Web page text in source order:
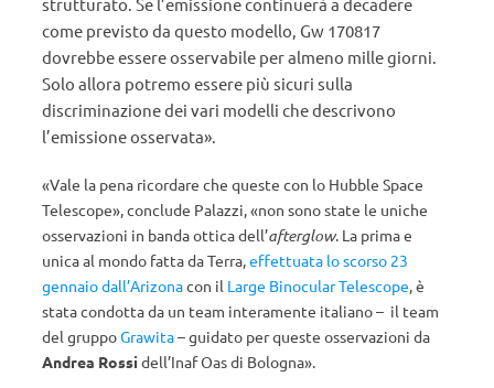
come previsto da questo modello, Gw 170817
dovrebbe essere osservabile per almeno mille giorni.
Solo allora potremo essere più sicuri sulla
discriminazione dei vari modelli che descrivono
l’emissione osservata».
«Vale la pena ricordare che queste con lo Hubble Space
Telescope», conclude Palazzi, «non sono state le uniche
osservazioni in banda ottica dell’afterglow. La prima e
unica al mondo fatta da Terra,effettuata lo scorso 23
gennaio dall’Arizonacon il Large Binocular Telescope, è
stata condotta da un team interamente italiano – il team
del gruppoGrawita– guidato per queste osservazioni da
Andrea Rossi dell’Inaf Oas di Bologna».